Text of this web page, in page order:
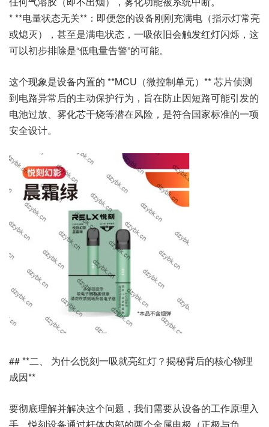
* **电量状态无关**：即便您的设备刚刚充满电（指示灯常亮
或熄灭），甚至是满电状态，一吸依旧会触发红灯闪烁，这
可以初步排除是“低电量告警”的可能。
这个现象是设备内置的 **MCU（微控制单元）** 芯片侦测
到电路异常后的主动保护行为，旨在防止因短路可能引发的
电池过放、雾化芯干烧等潜在风险，是符合国家标准的一项
安全设计。
## **二、 为什么悦刻一吸就亮红灯？揭秘背后的核心物理
成因**
要彻底理解并解决这个问题，我们需要从设备的工作原理入